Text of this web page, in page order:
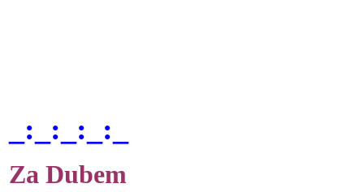
_:_:_:_:_
Za Dubem